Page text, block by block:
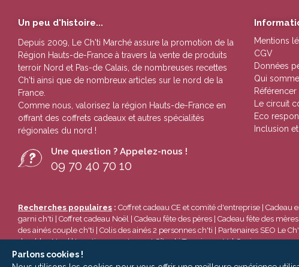
Parlons cookies !
Un peu d'histoire...
Depuis 2009, Le Ch'ti Marché assure la promotion de la
Région Hauts-de-France à travers la vente de produits
terroir Nord et Pas-de Calais , de nombreuses recettes
Ch'ti ainsi que de nombreux articles sur le nord de la
France.
Comme nous, valorisez la région Hauts-de-France en
offrant des coffrets cadeaux et autres spécialités
régionales du nord !
Une question ? Appelez-nous !
09 70 40 70 10
Mentions
CGV
Données
Qui
Le circuit
Eco
Inclusion
Recherches populaires : Coffret cadeau CE et comité d'entreprise Cadeau
garni ch'ti
Coffret cadeau Noël Cadeau fête des pères Cadeau fête des mères
des ainés couple ch'ti
Colis des ainés 2 personnes ch'ti Partenaires SEO Le
durables Nord|Location appartement Gîte ski Termignon Val Cenis